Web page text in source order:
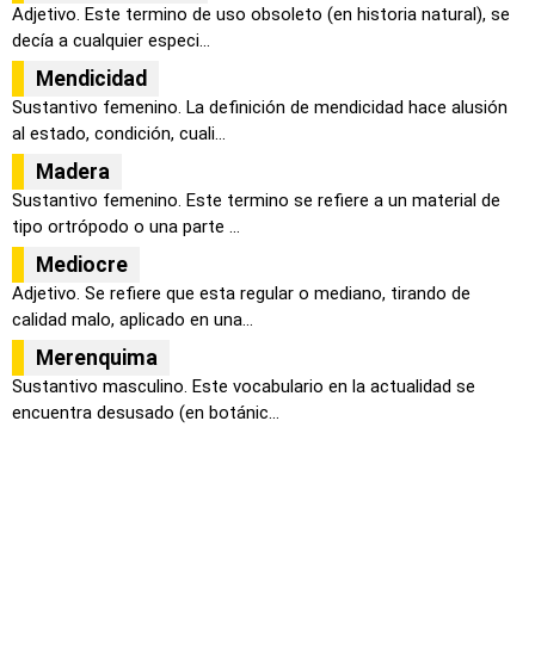
Adjetivo. Este termino de uso obsoleto (en historia natural), se
decía a cualquier especi...
Mendicidad
Sustantivo femenino. La definición de mendicidad hace alusión
al estado, condición, cuali...
Madera
Sustantivo femenino. Este termino se refiere a un material de
tipo ortrópodo o una parte ...
Mediocre
Adjetivo. Se refiere que esta regular o mediano, tirando de
calidad malo, aplicado en una...
Merenquima
Sustantivo masculino. Este vocabulario en la actualidad se
encuentra desusado (en botánic...